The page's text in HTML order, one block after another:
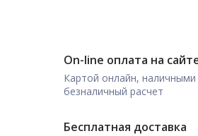
On-line оплата на
Картой онлайн,
безналичный расчет
Бесплатная доставка